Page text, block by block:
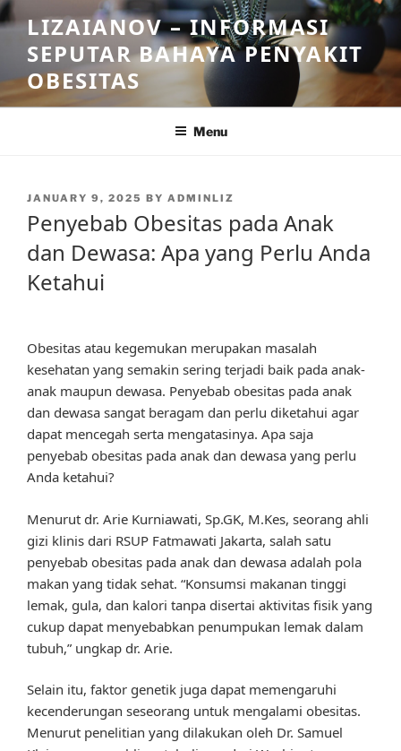
Skip
to
content
LIZAIANOV – INFORMASI
SEPUTAR BAHAYA PENYAKIT
OBESITAS
Menu
POSTED
JANUARY 9, 2025 BY ADMINLIZ
Penyebab Obesitas pada Anak
dan Dewasa: Apa yang Perlu Anda
Ketahui
Obesitas atau kegemukan merupakan masalah
kesehatan yang semakin sering terjadi baik pada anak-
anak maupun dewasa. Penyebab obesitas pada anak
dan dewasa sangat beragam dan perlu diketahui agar
dapat mencegah serta mengatasinya. Apa saja
penyebab obesitas pada anak dan dewasa yang perlu
Anda ketahui?
Menurut dr. Arie Kurniawati, Sp.GK, M.Kes, seorang ahli
gizi klinis dari RSUP Fatmawati Jakarta, salah satu
penyebab obesitas pada anak dan dewasa adalah pola
makan yang tidak sehat. “Konsumsi makanan tinggi
lemak, gula, dan kalori tanpa disertai aktivitas fisik yang
cukup dapat menyebabkan penumpukan lemak dalam
tubuh,” ungkap dr. Arie.
Selain itu, faktor genetik juga dapat memengaruhi
kecenderungan seseorang untuk mengalami obesitas.
Menurut penelitian yang dilakukan oleh Dr. Samuel